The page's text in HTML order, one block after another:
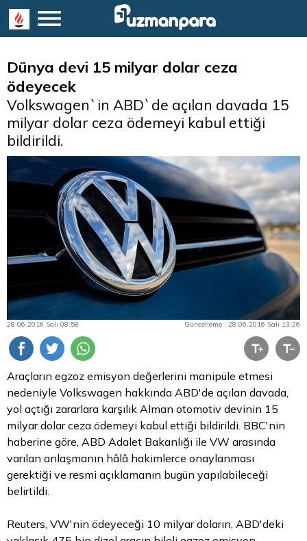
Dünya devi 15 milyar dolar ceza
ödeyecek
Volkswagen`in ABD`de açılan davada 15
milyar dolar ceza ödemeyi kabul ettiği
bildirildi.
28.06.2016 Salı 08:58 Güncelleme : 28.06.2016 Salı 13:26
Araçların egzoz emisyon değerlerini manipüle etmesi
nedeniyle Volkswagen hakkında ABD'de açılan davada,
yol açtığı zararlara karşılık Alman otomotiv devinin 15
milyardolarceza ödemeyi kabul ettiği bildirildi. BBC'nin
haberine göre, ABD Adalet Bakanlığı ile VW arasında
varılan anlaşmanın hâlâ hakimlerce onaylanması
gerektiği ve resmi açıklamanın bugün yapılabileceği
belirtildi.
Reuters, VW'nin ödeyeceği 10 milyar doların, ABD'deki